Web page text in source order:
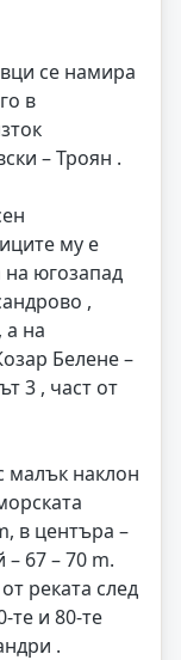
се намира
в
– Троян .
му е
на югозапад
,
а на
Белене –
3 , част от
малък наклон
в центъра –
67 – 70 m.
реката след
те и 80-те
.